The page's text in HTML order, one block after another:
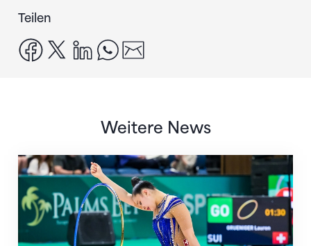
Teilen
facebook
x linkedinwhatsapp
Weitere News
Nächster Halt: Weltmeisterschaft